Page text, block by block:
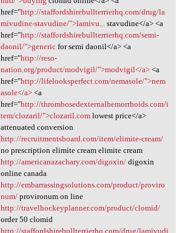
href="http://staffordshirebullterrierhq.com/drug/la
mivudine-stavudine/">lamivu...
stavudine</a> <a
href="http://staffordshirebullterrierhq.com/semi-
daonil/">genericfor semi daonil</a> <a
href="http://reso-
nation.org/product/modvigil/">modvigil</a><a
href="http://lifelooksperfect.com/nemasole/">nem
asole</a><a
href="http://thrombosedexternalhemorrhoids.com/i
tem/clozaril/">clozaril.comlowest price</a>
attenuated conversion
http://recruitmentsboard.com/item/elimite-cream/
no prescription elimite cream elimite cream
http://americanazachary.com/digoxin/digoxin
online canada
http://embarrassingsolutions.com/product/proviro
num/provironum on line
http://travelhockeyplanner.com/product/clomid/
order 50 clomid
http://staffordshirebullterrierhq.com/drug/lamivudi